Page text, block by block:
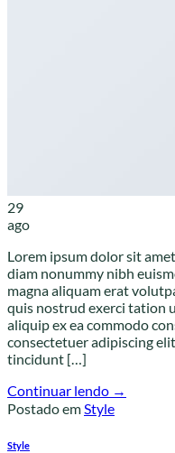
29
ago
Lorem ipsum dolor sit
diam nonummy nibh
magna aliquam erat
quis nostrud exerci tation
aliquip ex ea commodo
consectetuer adipiscing
tincidunt […]
Continuar lendo →
Postado emStyle
Style